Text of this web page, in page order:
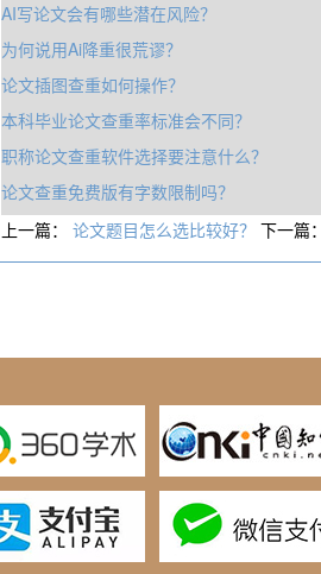
AI写论文会有哪些潜在风险？
为何说用Ai降重很荒谬？
论文插图查重如何操作？
本科毕业论文查重率标准会不同？
职称论文查重软件选择要注意什么？
论文查重免费版有字数限制吗？
上一篇： 论文题目怎么选比较好？ 下一篇：